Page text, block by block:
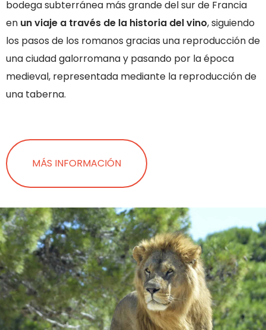
bodega subterránea más grande del sur de Francia
en un viaje a través de la historia del vino, siguiendo
los pasos de los romanos gracias una reproducción de
una ciudad galorromana y pasando por la época
medieval, representada mediante la reproducción de
una taberna.
MÁS INFORMACIÓN